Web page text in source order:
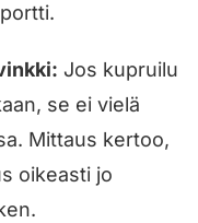
Jos kupruilu
se ei vielä
Mittaus kertoo,
oikeasti jo